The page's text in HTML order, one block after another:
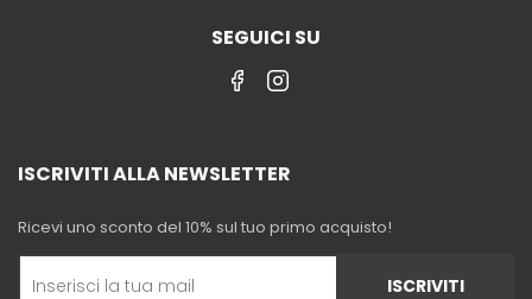
SEGUICI SU
ISCRIVITI ALLA NEWSLETTER
Ricevi uno sconto del 10% sul tuo primo acquisto!
ISCRIVITI